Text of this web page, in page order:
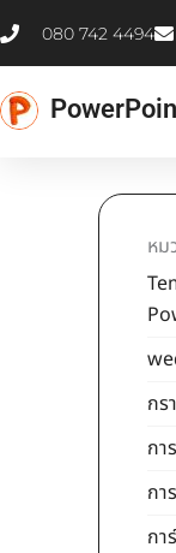
to
080 742 4494
หม
กร
กา
กา
กา